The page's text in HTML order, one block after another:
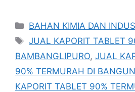
Kategori
BAHAN KIMIA DAN
Tag
JUAL KAPORIT TABLET
BAMBANGLIPURO, JUAL
90% TERMURAH DI
KAPORIT TABLET 90%